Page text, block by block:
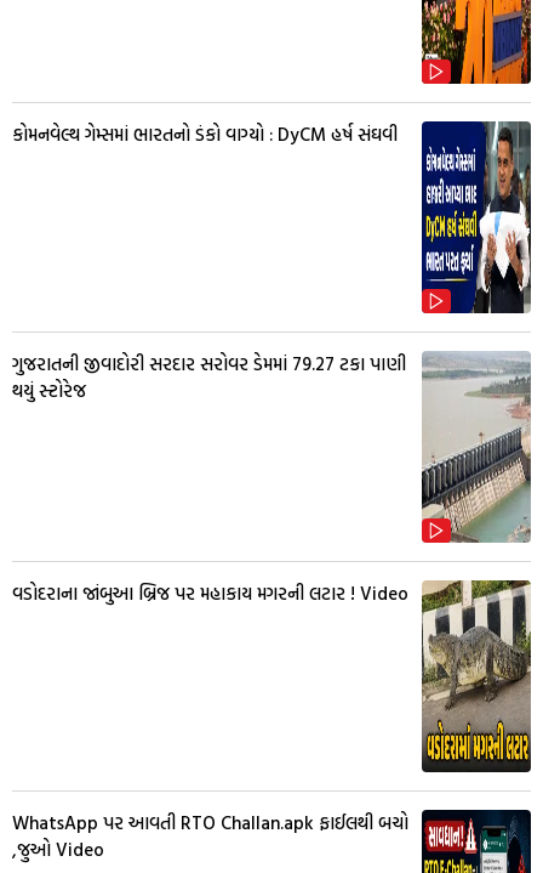
કોમનવેલ્થ ગેમ્સમાં ભારતનો ડંકો વાગ્યો : DyCM હર્ષ સંઘવી
ગુજરાતની જીવાદોરી સરદાર સરોવર ડેમમાં 79.27 ટકા પાણી
થયું સ્ટોરેજ
વડોદરાના જાંબુઆ બ્રિજ પર મહાકાય મગરની લટાર ! Video
WhatsApp પર આવતી RTO Challan.apk ફાઈલથી બચો
,જુઓ Video